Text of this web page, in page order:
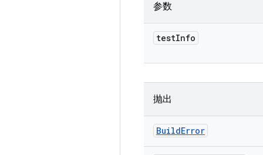
参数
testInfo
抛出
BuildError